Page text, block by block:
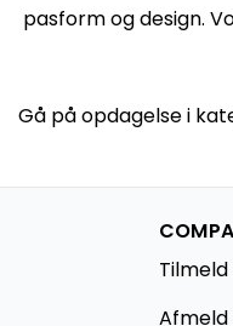
pasform og design.
Gå på opdagelse i
Afmeld